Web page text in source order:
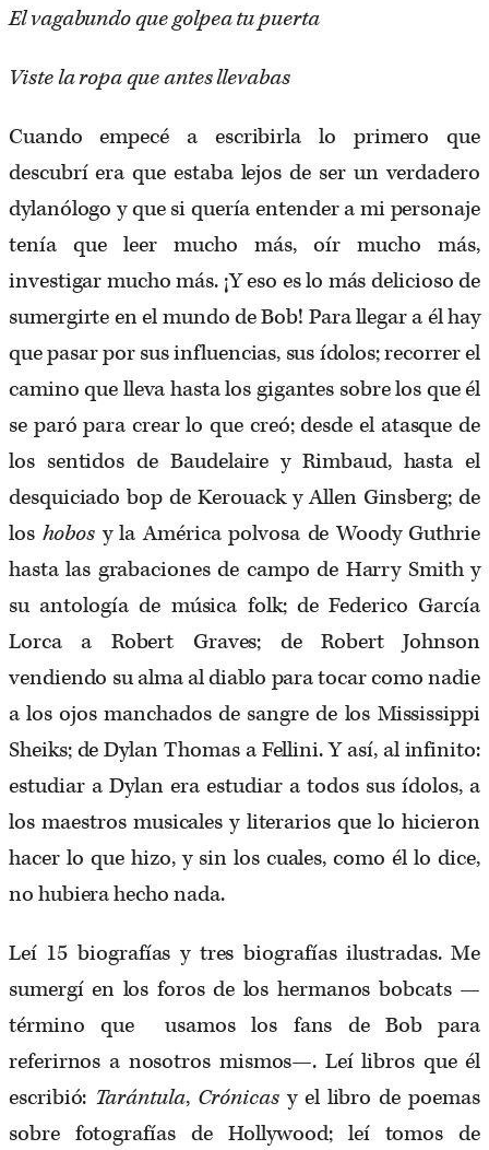
El vagabundo que golpea tu puerta
Viste la ropa que antes llevabas
Cuando empecé a escribirla lo primero que
descubrí era que estaba lejos de ser un verdadero
dylanólogo y que si quería entender a mi personaje
tenía que leer mucho más, oír mucho más,
investigar mucho más. ¡Y eso es lo más delicioso de
sumergirte en el mundo de Bob! Para llegar a él hay
que pasar por sus influencias, sus ídolos; recorrer el
camino que lleva hasta los gigantes sobre los que él
se paró para crear lo que creó; desde el atasque de
los sentidos de Baudelaire y Rimbaud, hasta el
desquiciado bop de Kerouack y Allen Ginsberg; de
los hobos y la América polvosa de Woody Guthrie
hasta las grabaciones de campo de Harry Smith y
su antología de música folk; de Federico García
Lorca a Robert Graves; de Robert Johnson
vendiendo su alma al diablo para tocar como nadie
a los ojos manchados de sangre de los Mississippi
Sheiks; de Dylan Thomas a Fellini. Y así, al infinito:
estudiar a Dylan era estudiar a todos sus ídolos, a
los maestros musicales y literarios que lo hicieron
hacer lo que hizo, y sin los cuales, como él lo dice,
no hubiera hecho nada.
Leí 15 biografías y tres biografías ilustradas. Me
sumergí en los foros de los hermanos bobcats —
término que usamos los fans de Bob para
referirnos a nosotros mismos—. Leí libros que él
escribió: Tarántula, Crónicasy el libro de poemas
sobre fotografías de Hollywood; leí tomos de